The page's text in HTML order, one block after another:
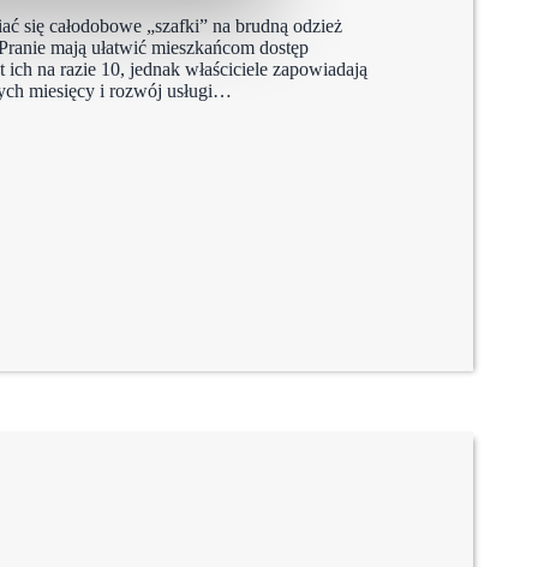
się całodobowe „szafki” na brudną odzież
mają ułatwić mieszkańcom dostęp
na razie 10, jednak właściciele zapowiadają
miesięcy i rozwój usługi…